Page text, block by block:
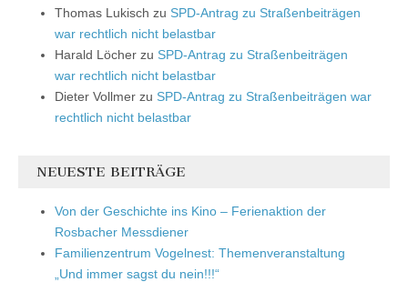
Thomas Lukisch zu SPD-Antrag zu Straßenbeiträgen
war rechtlich nicht belastbar
Harald Löcher zu SPD-Antrag zu Straßenbeiträgen
war rechtlich nicht belastbar
Dieter Vollmer zu SPD-Antrag zu Straßenbeiträgen war
rechtlich nicht belastbar
NEUESTE BEITRÄGE
Von der Geschichte ins Kino – Ferienaktion der
Rosbacher Messdiener
Familienzentrum Vogelnest: Themenveranstaltung
„Und immer sagst du nein!!!“